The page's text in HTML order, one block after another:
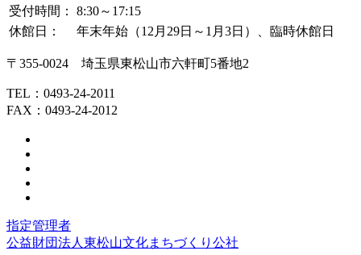
先
頭
へ
戻
る
受付時間：
8:30～17:15
休館日：
年末年始（12月29日～1月3日）、臨時休館日
〒355-0024 埼玉県東松山市六軒町5番地2
TEL： 0493-24-2011
FAX：0493-24-2012
指定管理者
公益財団法人東松山文化まちづくり公社